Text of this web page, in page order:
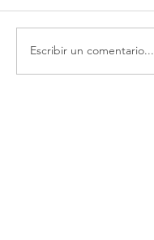
Escribir un comentario...